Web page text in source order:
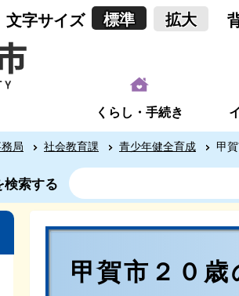
文字サイズ 標準 拡大
くらし・手続き
局 社会教育課 青少年健全育成 甲
検索する
甲賀市２０歳